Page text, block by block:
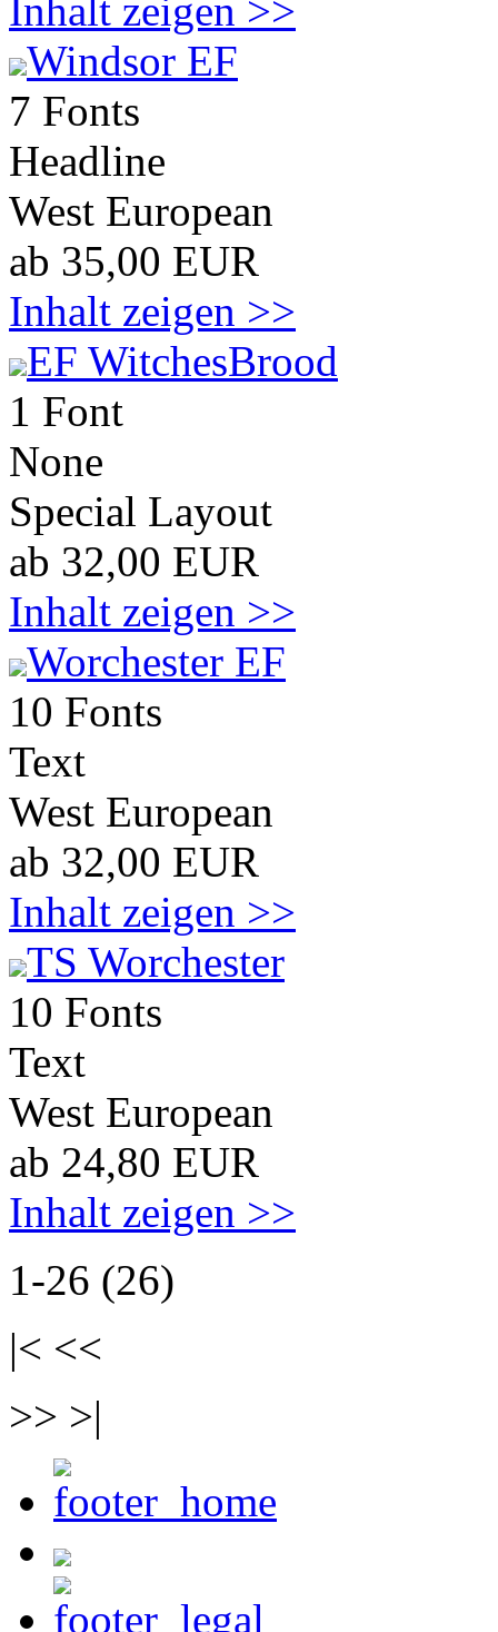
Inhalt zeigen >>
Windsor EF
7 Fonts
Headline
West European
ab 35,00 EUR
Inhalt zeigen >>
EF WitchesBrood
1 Font
None
Special Layout
ab 32,00 EUR
Inhalt zeigen >>
Worchester EF
10 Fonts
Text
West European
ab 32,00 EUR
Inhalt zeigen >>
TS Worchester
10 Fonts
Text
West European
ab 24,80 EUR
Inhalt zeigen >>
1-26 (26)
|< <<
>> >|